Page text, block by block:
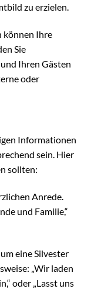
zu erzielen.
können Ihre
Sie
Ihren Gästen
oder
Informationen
sein. Hier
sollten:
Anrede.
und Familie,“
eine Silvester
„Wir laden
oder „Lasst uns